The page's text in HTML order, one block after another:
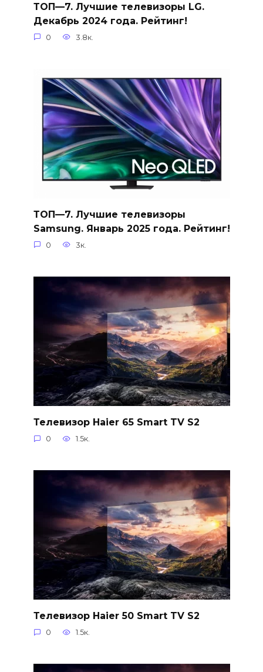
ТОП—7. Лучшие телевизоры LG.
Декабрь 2024 года. Рейтинг!
0 3.8к.
ТОП—7. Лучшие телевизоры
Samsung. Январь 2025 года. Рейтинг!
0 3к.
Телевизор Haier 65 Smart TV S2
0 1.5к.
Телевизор Haier 50 Smart TV S2
0 1.5к.